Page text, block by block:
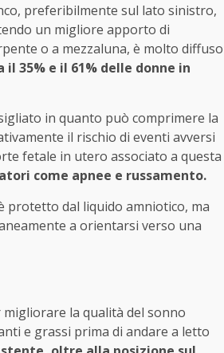
preferibilmente sul lato sinistro,
un migliore apporto di
o a mezzaluna, è molto diffuso
35% e il 61% delle donne in
in quanto può comprimere la
il rischio di eventi avversi
fetale in utero associato a questa
come apnee e russamento.
dal liquido amniotico, ma
a orientarsi verso una
la qualità del sonno
e grassi prima di andare a letto